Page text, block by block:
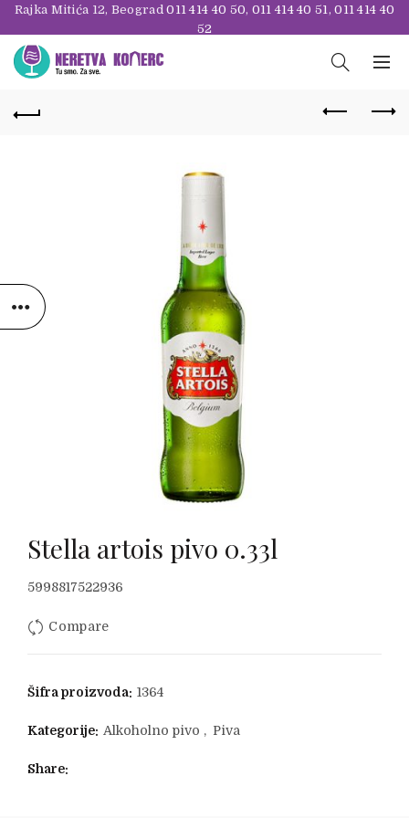
Rajka Mitića 12, Beograd011 414 40 50, 011 414 40 51,011 414 40
52
Stella artois pivo 0.33l
5998817522936
Compare
Šifra proizvoda: 1364
Kategorije: Alkoholno pivo , Piva
Share